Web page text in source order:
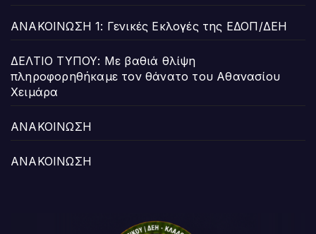
ΑΝΑΚΟΙΝΩΣΗ 1: Γενικές Εκλογές της ΕΔΟΠ/ΔΕΗ
ΔΕΛΤΙΟ ΤΥΠΟΥ: Με βαθιά θλίψη
πληροφορηθήκαμε τον θάνατο του Αθανασίου
Χειμάρα
ΑΝΑΚΟΙΝΩΣΗ
ΑΝΑΚΟΙΝΩΣΗ